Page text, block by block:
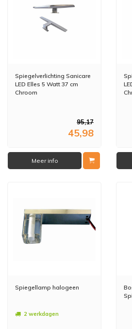
Spiegelverlichting Sanicare
LED Elles 5 Watt 37 cm
Chroom
95,17
45,98
Meer info
Spiegellamp halogeen
2 werkdagen